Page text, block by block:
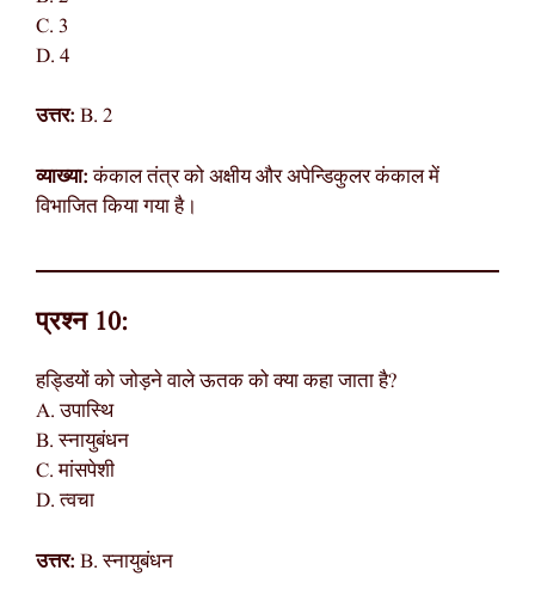
C. 3
D. 4
उत्तर: B. 2
व्याख्या:कंकाल तंत्र को अक्षीय और अपेन्डिकुलर कंकाल में
विभाजित किया गया है।
प्रश्न 10:
हड्डियों को जोड़ने वाले ऊतक को क्या कहा जाता है?
A. उपास्थि
B. स्नायुबंधन
C. मांसपेशी
D. त्वचा
उत्तर: B. स्नायुबंधन